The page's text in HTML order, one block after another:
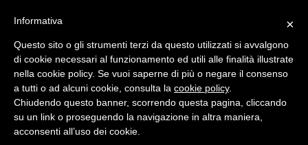
Curiosità
Il ristorante più costoso del
mondo: 2.000 dollari a
pasto
diRedazione
×
Informativa
Questo sito o gli strumenti terzi da questo utilizzati si avvalgono
di cookie necessari al funzionamento ed utili alle finalità illustrate
nella cookie policy. Se vuoi saperne di più o negare il consenso
a tutti o ad alcuni cookie, consulta la cookie policy.
Chiudendo questo banner, scorrendo questa pagina, cliccando
su un link o proseguendo la navigazione in altra maniera,
acconsenti all’uso dei cookie.